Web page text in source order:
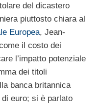
del dicastero
piuttosto chiara al
Europea, Jean-
il costo dei
l’impatto potenziale
dei titoli
banca britannica
euro; si è parlato